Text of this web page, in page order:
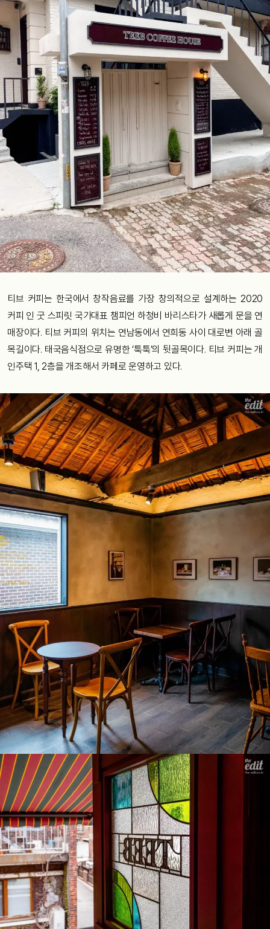
티브 커피는 한국에서 창작음료를 가장 창의적으로 설계하는 2020
커피 인 굿 스피릿 국가대표 챔피언 하청비 바리스타가 새롭게 문을 연
매장이다. 티브 커피의 위치는 연남동에서 연희동 사이 대로변 아래 골
목길이다. 태국음식점으로 유명한 ‘툭툭’의 뒷골목이다. 티브 커피는 개
인주택 1, 2층을 개조해서 카페로 운영하고 있다.